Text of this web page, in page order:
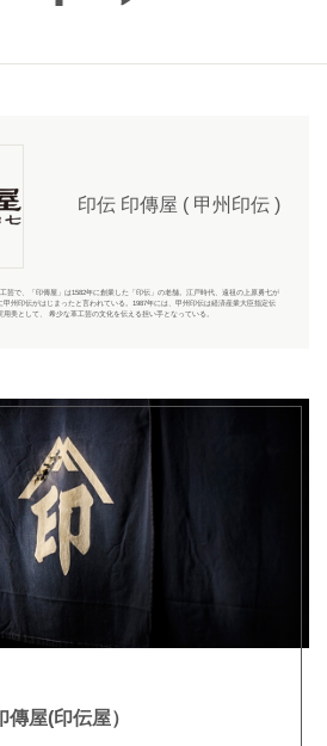
印伝 印傳屋 ( 甲州印伝 )
芸で、「印傳屋 」は1582年に創業した「印伝」の老舗。江戸時代、遠祖の上原勇七が
州印伝がはじまったと言われている。1987年には、甲州印伝は経済産業大臣指定伝
美として、 希少な革工芸の文化を伝える担い手となっている。
傳屋(印伝屋）